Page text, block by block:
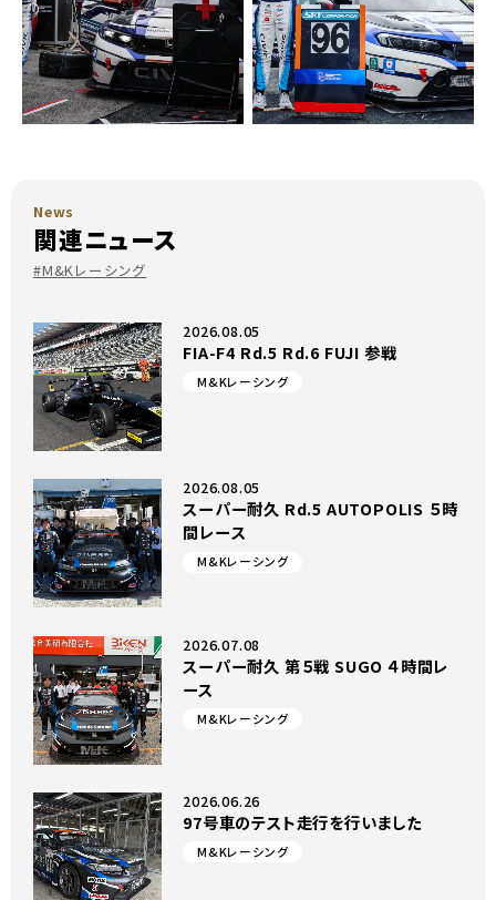
News
関連ニュース
#M&Kレーシング
2026.08.05
FIA-F4 Rd.5 Rd.6 FUJI 参戦
M&Kレーシング
2026.08.05
スーパー耐久 Rd.5 AUTOPOLIS ５時
間レース
M&Kレーシング
2026.07.08
スーパー耐久 第５戦 SUGO ４時間レ
ース
M&Kレーシング
2026.06.26
97号車のテスト走行を行いました
M&Kレーシング